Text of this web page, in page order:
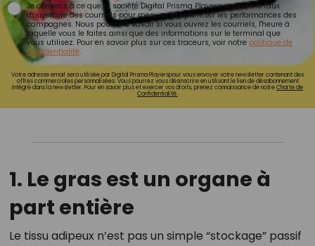
Je consens à ce que la société Digital Prisma Players analyse le taux
d'ouverture des courriels pour mesurer et optimiser les performances des
campagnes. Nous pourrons savoir si vous ouvrez les courriels, l'heure à
laquelle vous le faites ainsi que des informations sur le terminal que
vous utilisez. Pour en savoir plus sur ces traceurs, voir notre politique de
confidentialité.
Votre adresse email sera utilisée par Digital Prisma Playerspour vous envoyer votre newsletter contenant des
offres commerciales personnalisées. Vous pourrez vous désinscrire en utilisant le lien de désabonnement
intégré dans la newsletter. Pour en savoir plus et exercer vos droits, prenez connaissance de notreCharte de
Confidentialité.
1. Le gras est un organe à
part entière
Le tissu adipeux n’est pas un simple “stockage” passif